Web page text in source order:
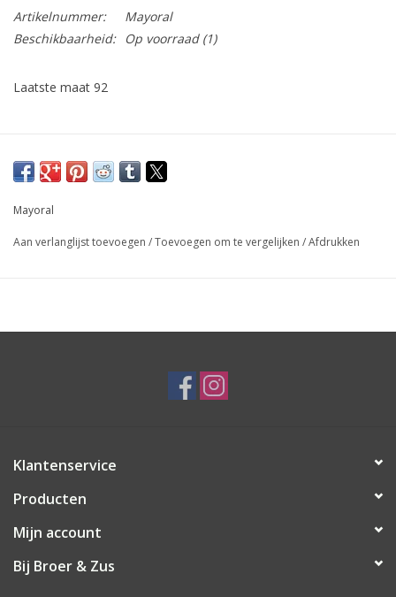
Artikelnummer:
Mayoral
Beschikbaarheid:
Op voorraad(1)
Laatste maat 92
Mayoral
Aan verlanglijst toevoegen /Toevoegen om te vergelijken /Afdrukken
Klantenservice
Producten
Mijn account
Bij Broer & Zus